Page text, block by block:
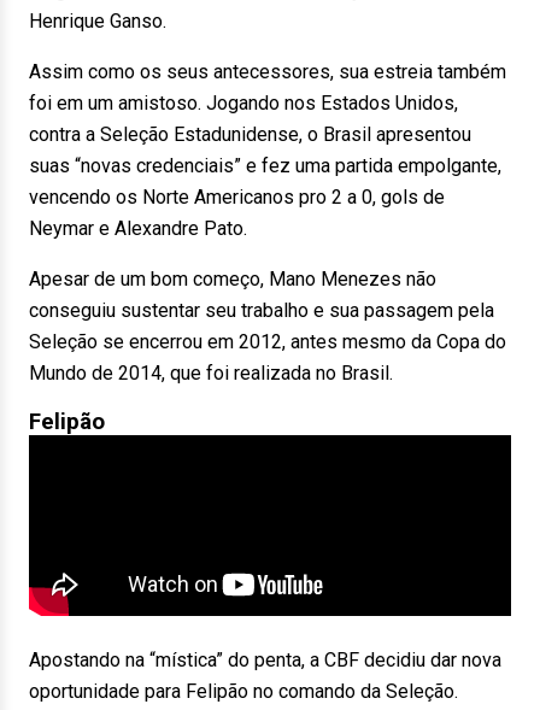
Henrique Ganso.
Assim como os seus antecessores, sua estreia também
foi em um amistoso. Jogando nos Estados Unidos,
contra a Seleção Estadunidense, o Brasil apresentou
suas “novas credenciais” e fez uma partida empolgante,
vencendo os Norte Americanos pro 2 a 0, gols de
Neymar e Alexandre Pato.
Apesar de um bom começo, Mano Menezes não
conseguiu sustentar seu trabalho e sua passagem pela
Seleção se encerrou em 2012, antes mesmo da Copa do
Mundo de 2014, que foi realizada no Brasil.
Felipão
Apostando na “mística” do penta, a CBF decidiu dar nova
oportunidade para Felipão no comando da Seleção.